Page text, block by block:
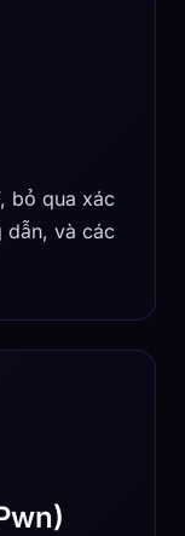
bỏ qua xác
dẫn, và các